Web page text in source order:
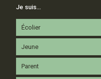
Je suis…
Écolier
Jeune
Parent